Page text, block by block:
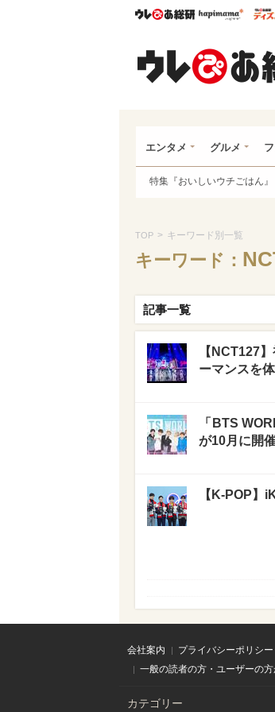
ウレぴあ総研
ハ
エンタメ グルメ
特集『おいしいウチごはん』
TOP > キーワード別一覧
キーワード：
記事一覧
【NCT127
ーマンスを
「BTS
が10月に開
【K-POP】
会社案内 プライバシーポリシー
一般の読者の方・ユーザーの
カテゴリー